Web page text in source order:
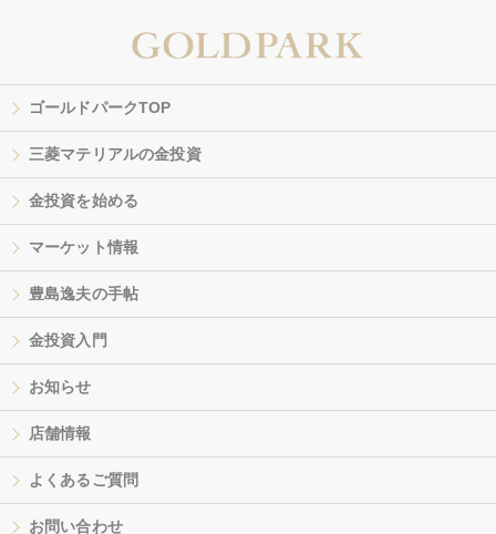
ゴールドパークTOP
三菱マテリアルの金投資
金投資を始める
マーケット情報
豊島逸夫の手帖
金投資入門
お知らせ
店舗情報
よくあるご質問
お問い合わせ